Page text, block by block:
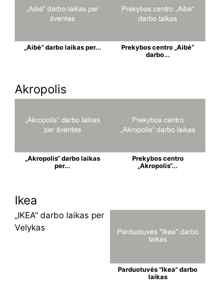
„Aibė“ darbo laikas per...
Prekybos centro „Aibė“
darbo...
Akropolis
„Akropolis“ darbo laikas
per...
Prekybos centro
„Akropolis“...
Ikea
„IKEA“ darbo laikas per
Velykas
Parduotuvės "Ikea" darbo
laikas